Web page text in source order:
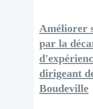
Améliorer
par la
dirigeant
Boudeville